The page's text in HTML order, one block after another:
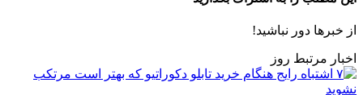
از خبرها دور نباشید!
اخبار مرتبط روز